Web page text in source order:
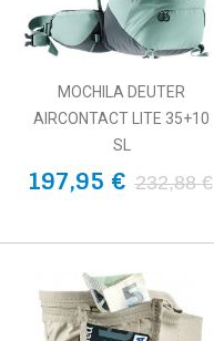
MOCHILA DEUTER
AIRCONTACT LITE 35+10
SL
197,95 € 232,88 €